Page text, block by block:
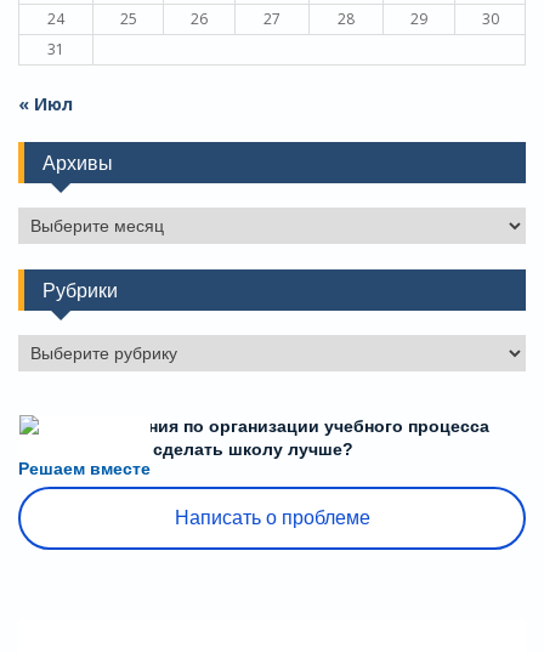
24
25 26 27 28 29
30
31
« Июл
Архивы
Архивы
Рубрики
Рубрики
Решаем вместе
Есть предложения по организации учебного процесса
или знаете, как сделать школу лучше?
Написать о проблеме